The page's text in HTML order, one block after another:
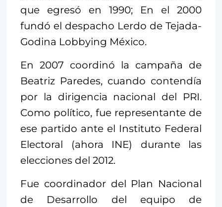
que egresó en 1990; En el 2000
fundó el despacho Lerdo de Tejada-
Godina Lobbying México.
En 2007 coordinó la campaña de
Beatriz Paredes, cuando contendía
por la dirigencia nacional del PRI.
Como político, fue representante de
ese partido ante el Instituto Federal
Electoral (ahora INE) durante las
elecciones del 2012.
Fue coordinador del Plan Nacional
de Desarrollo del equipo de